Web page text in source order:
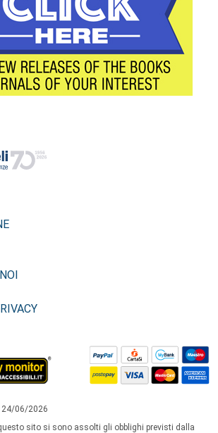
24/06/2026
sito si sono assolti gli obblighi previsti dalla